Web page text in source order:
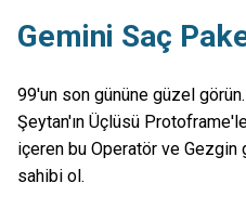
Gemini Saç
99'un son gününe güzel
Şeytan'ın Üçlüsü
içeren bu Operatör ve
sahibi ol.